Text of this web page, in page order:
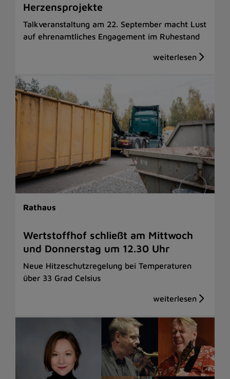
Herzensprojekte
Talkveranstaltung am 22. September macht Lust
auf ehrenamtliches Engagement im Ruhestand
Rathaus
Wertstoffhof schließt am Mittwoch
und Donnerstag um 12.30 Uhr
Neue Hitzeschutzregelung bei Temperaturen
über 33 Grad Celsius